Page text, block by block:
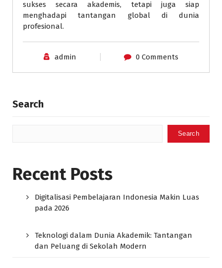
sukses secara akademis, tetapi juga siap
menghadapi tantangan global di dunia
profesional.
admin 0 Comments
Search
Search
Recent Posts
Digitalisasi Pembelajaran Indonesia Makin Luas
pada 2026
Teknologi dalam Dunia Akademik: Tantangan
dan Peluang di Sekolah Modern